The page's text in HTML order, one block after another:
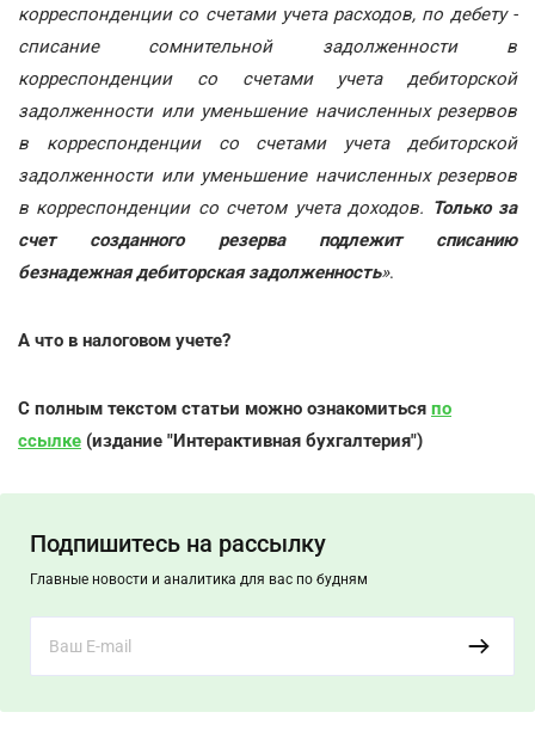
корреспонденции со счетами учета расходов, по дебету -
списание сомнительной задолженности в
корреспонденции со счетами учета дебиторской
задолженности или уменьшение начисленных резервов
в корреспонденции со счетами учета дебиторской
задолженности или уменьшение начисленных резервов
в корреспонденции со счетом учета доходов. Только за
счет созданного резерва подлежит списанию
безнадежная дебиторская задолженность».
А что в налоговом учете?
С полным текстом статьи можно ознакомиться по
ссылке (издание "Интерактивная бухгалтерия")
Подпишитесь на рассылку
Главные новости и аналитика для вас по будням